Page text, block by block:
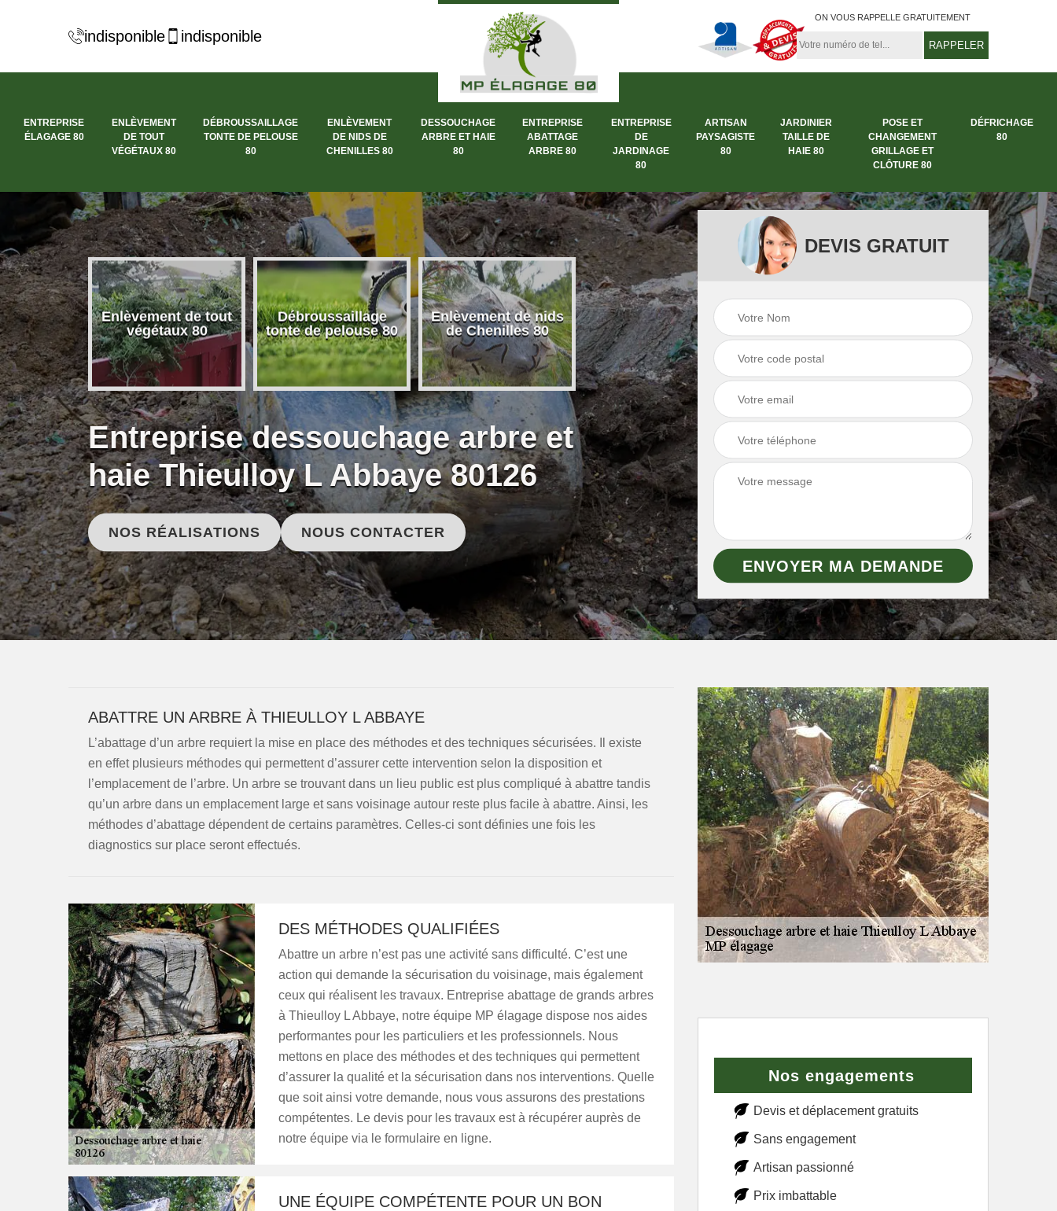
indisponible indisponible
ON VOUS RAPPELLE GRATUITEMENT
ENTREPRISE
ÉLAGAGE 80
ENLÈVEMENT
DE TOUT
VÉGÉTAUX 80
DÉBROUSSAILLAGE
TONTE DE PELOUSE
80
ENLÈVEMENT
DE NIDS DE
CHENILLES 80
DESSOUCHAGE
ARBRE ET HAIE
80
ENTREPRISE
ABATTAGE
ARBRE 80
ENTREPRISE
DE
JARDINAGE
80
ARTISAN
PAYSAGISTE
80
JARDINIER
TAILLE DE
HAIE 80
POSE ET
CHANGEMENT
GRILLAGE ET
CLÔTURE 80
DÉFRICHAGE
80
élagage
Enlèvement de tout
végétaux 80
Débroussaillage
tonte de pelouse 80
Enlèvement de nids
de Chenilles 80
Dessouchage arbre
et haie 80
Entreprise abattage
Entreprise de
jardinage 80
Entreprise dessouchage arbre et
haie Thieulloy L Abbaye 80126
NOS RÉALISATIONS NOUS CONTACTER
DEVIS GRATUIT
ABATTRE UN ARBRE À THIEULLOY L ABBAYE
L’abattage d’un arbre requiert la mise en place des méthodes et des techniques sécurisées. Il existe
en effet plusieurs méthodes qui permettent d’assurer cette intervention selon la disposition et
l’emplacement de l’arbre. Un arbre se trouvant dans un lieu public est plus compliqué à abattre tandis
qu’un arbre dans un emplacement large et sans voisinage autour reste plus facile à abattre. Ainsi, les
méthodes d’abattage dépendent de certains paramètres. Celles-ci sont définies une fois les
diagnostics sur place seront effectués.
DES MÉTHODES QUALIFIÉES
Abattre un arbre n’est pas une activité sans difficulté. C’est une
action qui demande la sécurisation du voisinage, mais également
ceux qui réalisent les travaux. Entreprise abattage de grands arbres
à Thieulloy L Abbaye, notre équipe MP élagage dispose nos aides
performantes pour les particuliers et les professionnels. Nous
mettons en place des méthodes et des techniques qui permettent
d’assurer la qualité et la sécurisation dans nos interventions. Quelle
que soit ainsi votre demande, nous vous assurons des prestations
compétentes. Le devis pour les travaux est à récupérer auprès de
notre équipe via le formulaire en ligne.
UNE ÉQUIPE COMPÉTENTE POUR UN BON
Nos engagements
Devis et déplacement gratuits
Sans engagement
Artisan passionné
Prix imbattable